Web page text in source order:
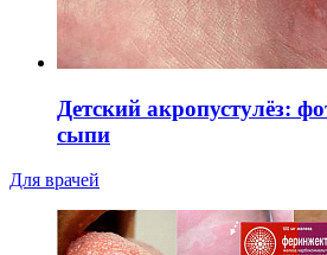
Детский акропустулёз:
сыпи
Для врачей